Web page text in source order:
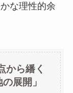
な理性的余
から繙く
展開」